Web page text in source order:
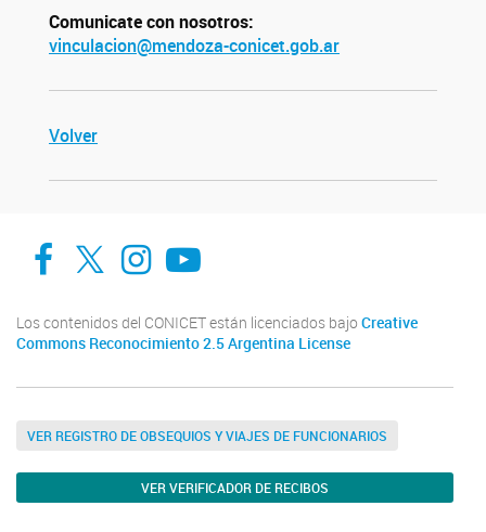
Comunicate con nosotros:
vinculacion@mendoza-conicet.gob.ar
Volver
Facebook
Twitter
Instagram
Youtube
Los contenidos del CONICET están licenciados bajo Creative
Commons Reconocimiento 2.5 Argentina License
VER REGISTRO DE OBSEQUIOS Y VIAJES DE FUNCIONARIOS
VER VERIFICADOR DE RECIBOS